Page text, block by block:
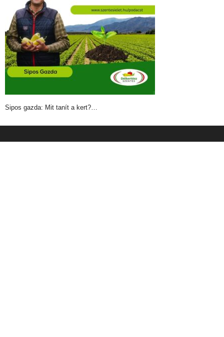
Sipos gazda: Mit tanít a kert?…